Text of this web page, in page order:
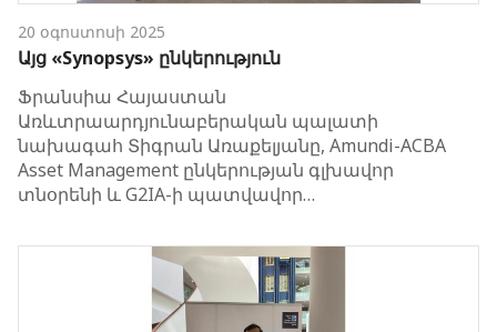
20 օգոստոսի 2025
Այց «Synopsys» ընկերություն
Ֆրանսիա Հայաստան
Առևտրաարդյունաբերական պալատի
նախագահ Տիգրան Առաքելյանը, Amundi-ACBA
Asset Management ընկերության գլխավոր
տնօրենի և G2IA-ի պատվավոր…